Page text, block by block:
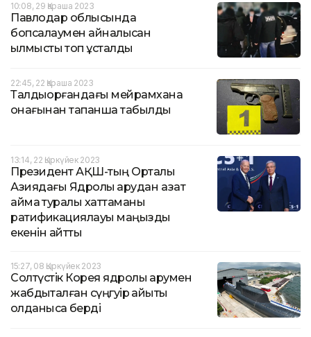
10:08, 29 Қараша 2023
Павлодар облысында
бопсалаумен айналысқан
қылмыстық топ ұсталды
22:45, 22 Қараша 2023
Талдықорғандағы мейрамхана
қонағынан тапанша табылды
13:14, 22 Қыркүйек 2023
Президент АҚШ-тың Орталық
Азиядағы Ядролық қарудан азат
аймақ туралы хаттаманы
ратификациялауы маңызды
екенін айтты
15:27, 08 Қыркүйек 2023
Солтүстік Корея ядролық қарумен
жабдықталған сүңгуір қайықты
қолданысқа берді